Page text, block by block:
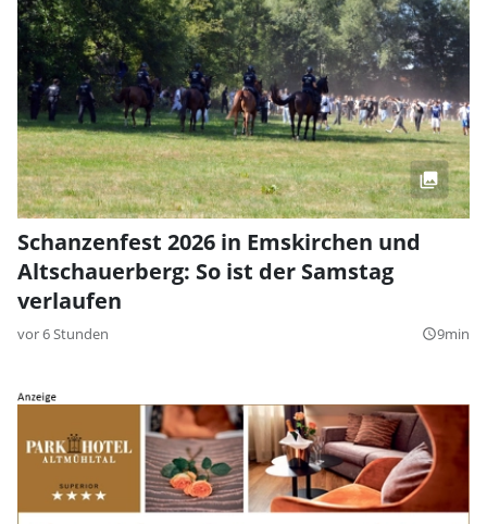
Schanzenfest 2026 in Emskirchen und
Altschauerberg: So ist der Samstag
verlaufen
vor 6 Stunden query_builder9min